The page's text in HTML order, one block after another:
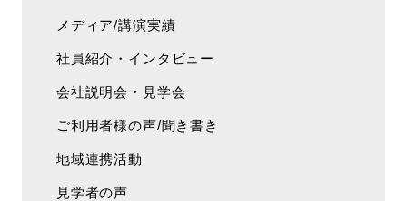
メディア/講演実績
社員紹介・インタビュー
会社説明会・見学会
ご利用者様の声/聞き書き
地域連携活動
見学者の声